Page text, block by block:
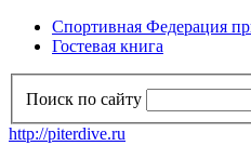
Спортивная Федерация
Гостевая книга
Поиск по сайту
http://piterdive.ru